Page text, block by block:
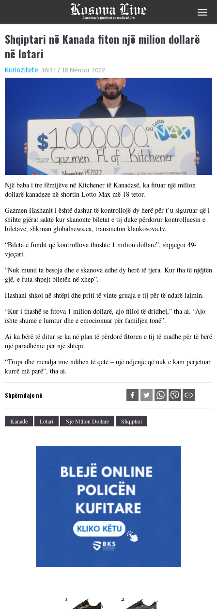
Shqiptari në Kanada fiton një milion dollarë
në lotari
Kuriozitete 16:31 / 18 Nëntor 2022
Një baba i tre fëmijëve në Kitchener të Kanadasë, ka fituar një milion
dollarë kanadeze në shortin Lotto Max më 18 tetor.
Gazmen Hashanit i është dashur të kontrollojë dy herë për t’u siguruar që i
shihte gjërat saktë kur skanonte biletat e tij duke përdorur kontrolluesin e
biletave, shkruan globalnews.ca, transmeton klankosova.tv.
“Bileta e fundit që kontrollova thoshte 1 milion dollarë”, shpjegoi 49-
vjeçari.
“Nuk mund ta besoja dhe e skanova edhe dy herë të tjera. Kur tha të njëjtën
gjë, e futa shpejt biletën në xhep”.
Hashani shkoi në shtëpi dhe priti të vinte gruaja e tij për të ndarë lajmin.
“Kur i thashë se fitova 1 milion dollarë, ajo filloi të dridhej,” tha ai. “Ajo
ishte shumë e lumtur dhe e emocionuar për familjen tonë”.
Ai ka bërë të ditur se ka në plan të përdorë fitoren e tij të madhe për të bërë
një paradhënie për një shtëpi.
“Trupi dhe mendja ime ndihen të qetë – një ndjenjë që nuk e kam përjetuar
kurrë më parë”, tha ai.
Shpërndaje në
Kanade Lotari Nje Milion Dollare Shqiptari